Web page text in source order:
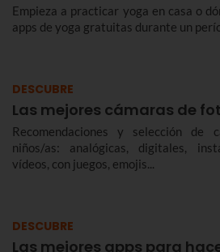
Empieza a practicar yoga en casa o
apps de yoga gratuitas durante un
DESCUBRE
Las mejores cámaras de
Recomendaciones y selección de
niños/as: analógicas, digitales,
vídeos, con juegos, emojis...
DESCUBRE
Las mejores apps para